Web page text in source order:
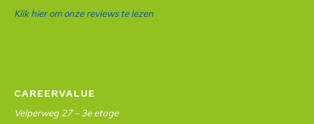
Klik hier om onze reviews te lezen
CAREERVALUE
Velperweg 27 – 3e etage